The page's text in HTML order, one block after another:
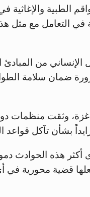
الطبية
في التعامل مع مثل
الإنساني من
ضمان سلامة
غزة، وثقت منظمات
بشأن تآكل
هذه الحوادث
قضية محورية